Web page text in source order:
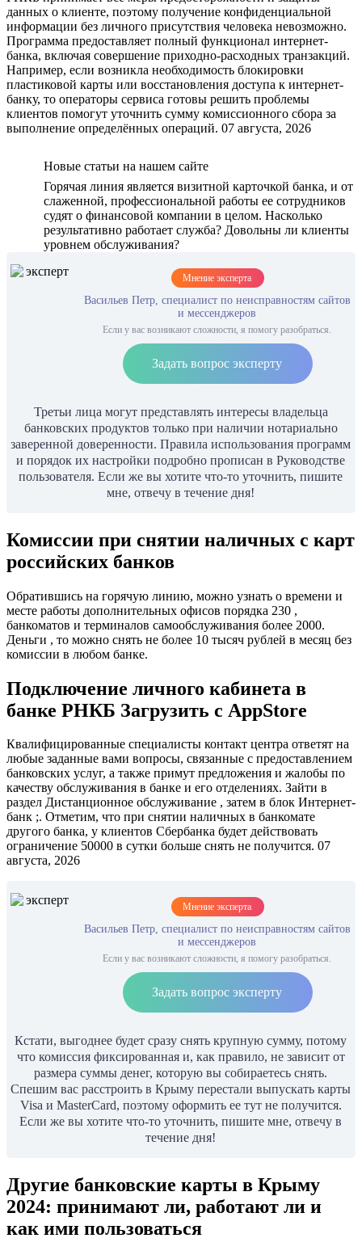
данных о клиенте, поэтому получение конфиденциальной
информации без личного присутствия человека невозможно.
Программа предоставляет полный функционал интернет-
банка, включая совершение приходно-расходных транзакций.
Например, если возникла необходимость блокировки
пластиковой карты или восстановления доступа к интернет-
банку, то операторы сервиса готовы решить проблемы
клиентов помогут уточнить сумму комиссионного сбора за
выполнение определённых операций. 07 августа, 2026
Новые статьи на нашем сайте
Горячая линия является визитной карточкой банка, и от
слаженной, профессиональной работы ее сотрудников
судят о финансовой компании в целом. Насколько
результативно работает служба? Довольны ли клиенты
уровнем обслуживания?
Мнение эксперта
Васильев Петр, специалист по неисправностям сайтов
и мессенджеров
Если у вас возникают сложности, я помогу разобраться.
Задать вопрос эксперту
Третьи лица могут представлять интересы владельца
банковских продуктов только при наличии нотариально
заверенной доверенности. Правила использования программ
и порядок их настройки подробно прописан в Руководстве
пользователя. Если же вы хотите что-то уточнить, пишите
мне, отвечу в течение дня!
Комиссии при снятии наличных с карт
российских банков
Обратившись на горячую линию, можно узнать о времени и
месте работы дополнительных офисов порядка 230 ,
банкоматов и терминалов самообслуживания более 2000.
Деньги , то можно снять не более 10 тысяч рублей в месяц без
комиссии в любом банке.
Подключение личного кабинета в
банке РНКБ Загрузить с AppStore
Квалифицированные специалисты контакт центра ответят на
любые заданные вами вопросы, связанные с предоставлением
банковских услуг, а также примут предложения и жалобы по
качеству обслуживания в банке и его отделениях. Зайти в
раздел Дистанционное обслуживание , затем в блок Интернет-
банк ;. Отметим, что при снятии наличных в банкомате
другого банка, у клиентов Сбербанка будет действовать
ограничение 50000 в сутки больше снять не получится. 07
августа, 2026
Мнение эксперта
Васильев Петр, специалист по неисправностям сайтов
и мессенджеров
Если у вас возникают сложности, я помогу разобраться.
Задать вопрос эксперту
Кстати, выгоднее будет сразу снять крупную сумму, потому
что комиссия фиксированная и, как правило, не зависит от
размера суммы денег, которую вы собираетесь снять.
Спешим вас расстроить в Крыму перестали выпускать карты
Visa и MasterCard, поэтому оформить ее тут не получится.
Если же вы хотите что-то уточнить, пишите мне, отвечу в
течение дня!
Другие банковские карты в Крыму
2024: принимают ли, работают ли и
как ими пользоваться